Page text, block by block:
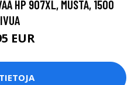
HP 907XL, MUSTA, 1500
EUR